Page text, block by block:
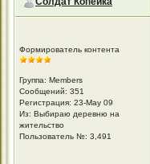
Формирователь контента
Группа: Members
Сообщений: 351
Регистрация: 23-May 09
Из: Выбираю деревню на
жительство
Пользователь №: 3,491